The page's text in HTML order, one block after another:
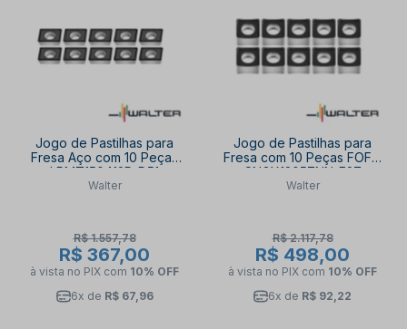
Jogo de Pastilhas para
Fresa Aço com 10 Peças
LPMT150412R-D51
WKP25S WALTER
Walter
R$ 1.557,78
R$ 367,00
à vista no PIX com 10% OFF
6x de R$ 67,96
Jogo de Pastilhas para
Fresa com 10 Peças FOFO
SNGX1205ZNN-F27
WKP25S WALTER
Walter
R$ 2.117,78
R$ 498,00
à vista no PIX com 10% OFF
6x de R$ 92,22